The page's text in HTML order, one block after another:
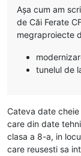
Așa cum am
de Căi Ferate
megraproiecte
tunelul de
Cateva date
care din date
clasa a 8-a, in
care reusesti sa